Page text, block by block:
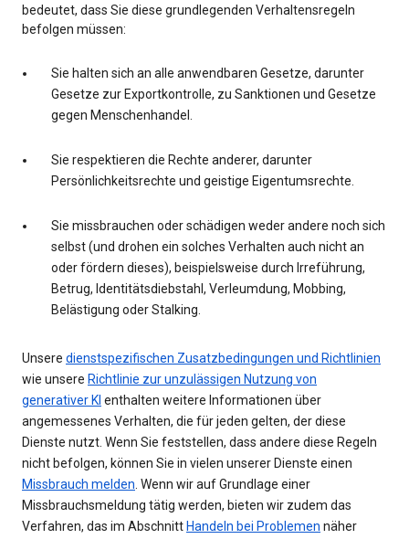
bedeutet, dass Sie diese grundlegenden Verhaltensregeln
befolgen müssen:
Sie halten sich an alle anwendbaren Gesetze, darunter
Gesetze zur Exportkontrolle, zu Sanktionen und Gesetze
gegen Menschenhandel.
Sie respektieren die Rechte anderer, darunter
Persönlichkeitsrechte und geistige Eigentumsrechte.
Sie missbrauchen oder schädigen weder andere noch sich
selbst (und drohen ein solches Verhalten auch nicht an
oder fördern dieses), beispielsweise durch Irreführung,
Betrug, Identitätsdiebstahl, Verleumdung, Mobbing,
Belästigung oder Stalking.
Unsere dienstspezifischen Zusatzbedingungen und Richtlinien
wie unsere Richtlinie zur unzulässigen Nutzung von
generativer KI enthalten weitere Informationen über
angemessenes Verhalten, die für jeden gelten, der diese
Dienste nutzt. Wenn Sie feststellen, dass andere diese Regeln
nicht befolgen, können Sie in vielen unserer Dienste einen
Missbrauch melden. Wenn wir auf Grundlage einer
Missbrauchsmeldung tätig werden, bieten wir zudem das
Verfahren, das im Abschnitt Handeln bei Problemen näher